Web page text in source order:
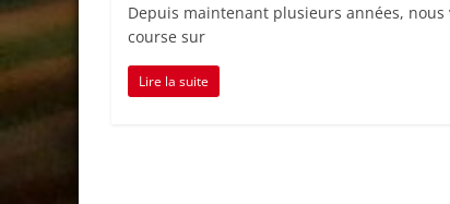
Depuis maintenant plusieurs années,
course sur
Lire la suite